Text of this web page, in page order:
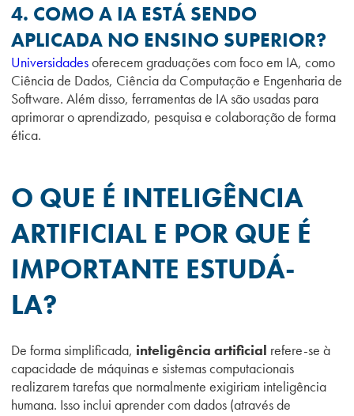
4. COMO A IA ESTÁ SENDO
APLICADA NO ENSINO SUPERIOR?
Universidadesoferecem graduações com foco em IA, como
Ciência de Dados, Ciência da Computação e Engenharia de
Software. Além disso, ferramentas de IA são usadas para
aprimorar o aprendizado, pesquisa e colaboração de forma
ética.
O QUE É INTELIGÊNCIA
ARTIFICIAL E POR QUE É
IMPORTANTE ESTUDÁ-
LA?
De forma simplificada, inteligência artificial refere-se à
capacidade de máquinas e sistemas computacionais
realizarem tarefas que normalmente exigiriam inteligência
humana. Isso inclui aprender com dados (através de